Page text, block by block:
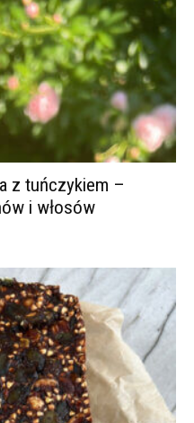
z tuńczykiem –
i włosów